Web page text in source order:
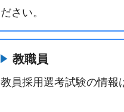
ださい。
教職員
教員採用選考試験の情報